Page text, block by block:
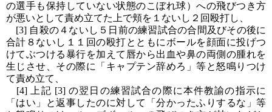
の選手も保持していない状態のこぼれ球）への飛びつき方
が悪いとして責め立てた上で頬を１ないし２回殴打し、
[3] 自殺の４ないし５日前の練習試合の合間及びその後に
合計８ないし１１回の殴打とともにボールを顔面に投げつ
けてぶつける暴行を加えて唇から出血や鼻の両側の腫れを
生じさせ、その際に「キャプテン辞めろ」等と怒鳴りつけ
て責め立て、
[4] 上記 [3] の翌日の練習試合の際に本件教諭の指示に
「はい」と返事したのに対して「分かったふりするな」等